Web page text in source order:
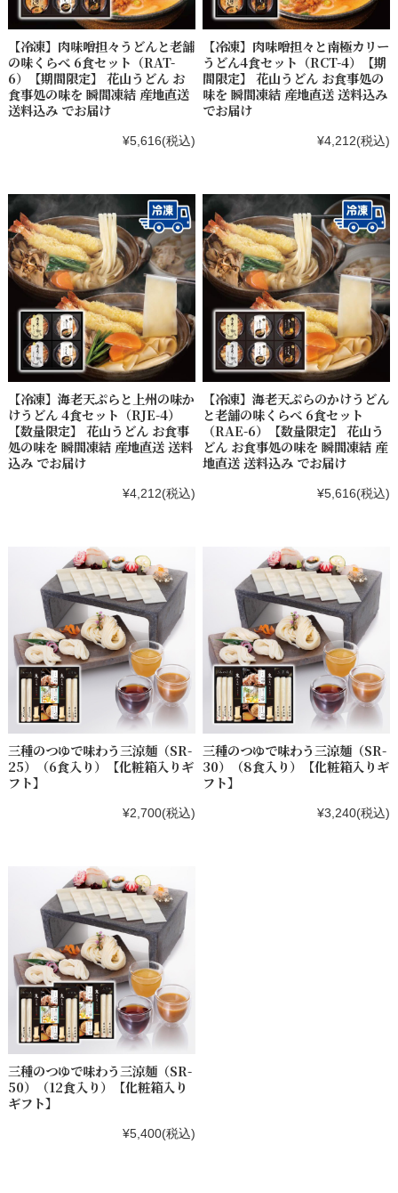
【冷凍】肉味噌担々うどんと老舗
の味くらべ 6食セット（RAT-
6）【期間限定】 花山うどん お
食事処の味を 瞬間凍結 産地直送
送料込み でお届け
¥5,616(税込)
【冷凍】肉味噌担々と南極カリー
うどん4食セット（RCT-4）【期
間限定】 花山うどん お食事処の
味を 瞬間凍結 産地直送 送料込み
でお届け
¥4,212(税込)
【冷凍】海老天ぷらと上州の味か
けうどん 4食セット（RJE-4）
【数量限定】 花山うどん お食事
処の味を 瞬間凍結 産地直送 送料
込み でお届け
¥4,212(税込)
【冷凍】海老天ぷらのかけうどん
と老舗の味くらべ 6食セット
（RAE-6）【数量限定】 花山う
どん お食事処の味を 瞬間凍結 産
地直送 送料込み でお届け
¥5,616(税込)
三種のつゆで味わう三涼麺（SR-
25）（6食入り）【化粧箱入りギ
フト】
¥2,700(税込)
三種のつゆで味わう三涼麺（SR-
30）（8食入り）【化粧箱入りギ
フト】
¥3,240(税込)
三種のつゆで味わう三涼麺（SR-
50）（12食入り）【化粧箱入り
ギフト】
¥5,400(税込)